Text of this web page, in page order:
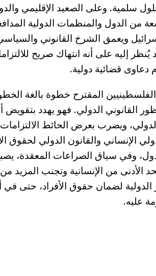
سلمية. وعلى الصعيد الإقليمي
من الدول والمنظمات الدولية
ويعمق الشرخ القانوني
يُنظر إليه على أنه انتهاك صريح
دعاوى قضائية دولية.
المقترح خطوة بالغة
القانوني الدولي. فهو يهدد
ويضرب بعرض الحائط الالتزامات
الإنساني والقانون الدولي لحقوق
وفي سياق الصراعات المعقدة،
من الإنسانية وتجنب المزيد
الدولية لضمان حقوق الأفراد، حتى
عليه.